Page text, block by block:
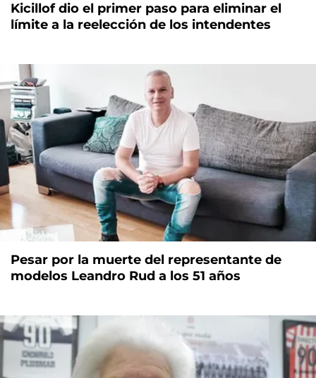
Kicillof dio el primer paso para eliminar el
límite a la reelección de los intendentes
Pesar por la muerte del representante de
modelos Leandro Rud a los 51 años